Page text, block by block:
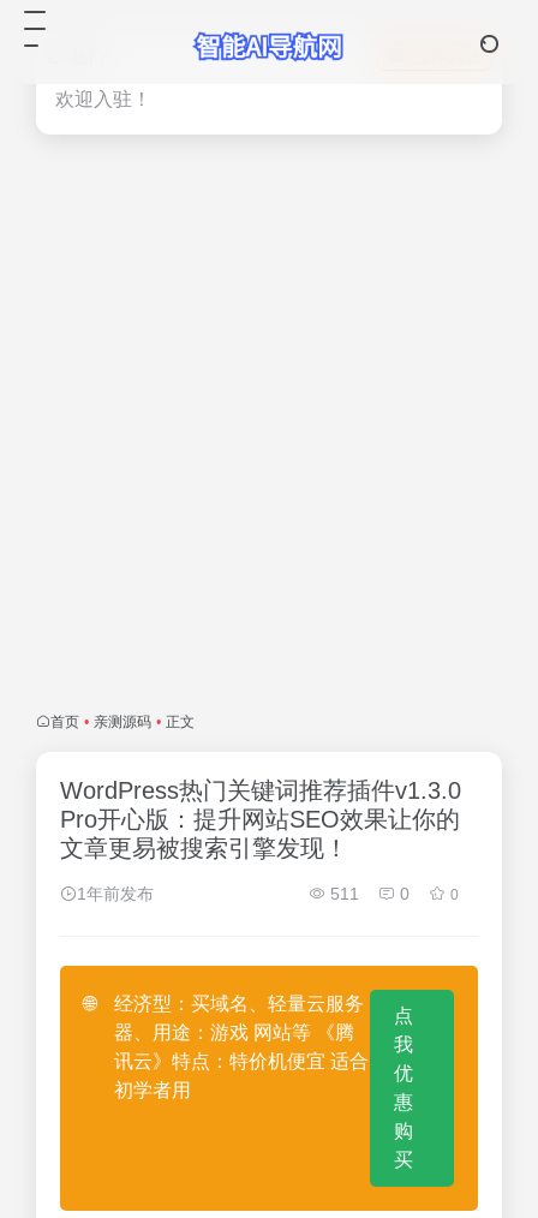
欢迎入驻！
首页 • 亲测源码 • 正文
WordPress热门关键词推荐插件v1.3.0
Pro开心版：提升网站SEO效果让你的
文章更易被搜索引擎发现！
1年前发布 511 0 0
🌐
经济型：买域名、轻量云服务
器、用途：游戏 网站等 《腾
讯云》特点：特价机便宜 适合
初学者用
点
我
优
惠
购
买